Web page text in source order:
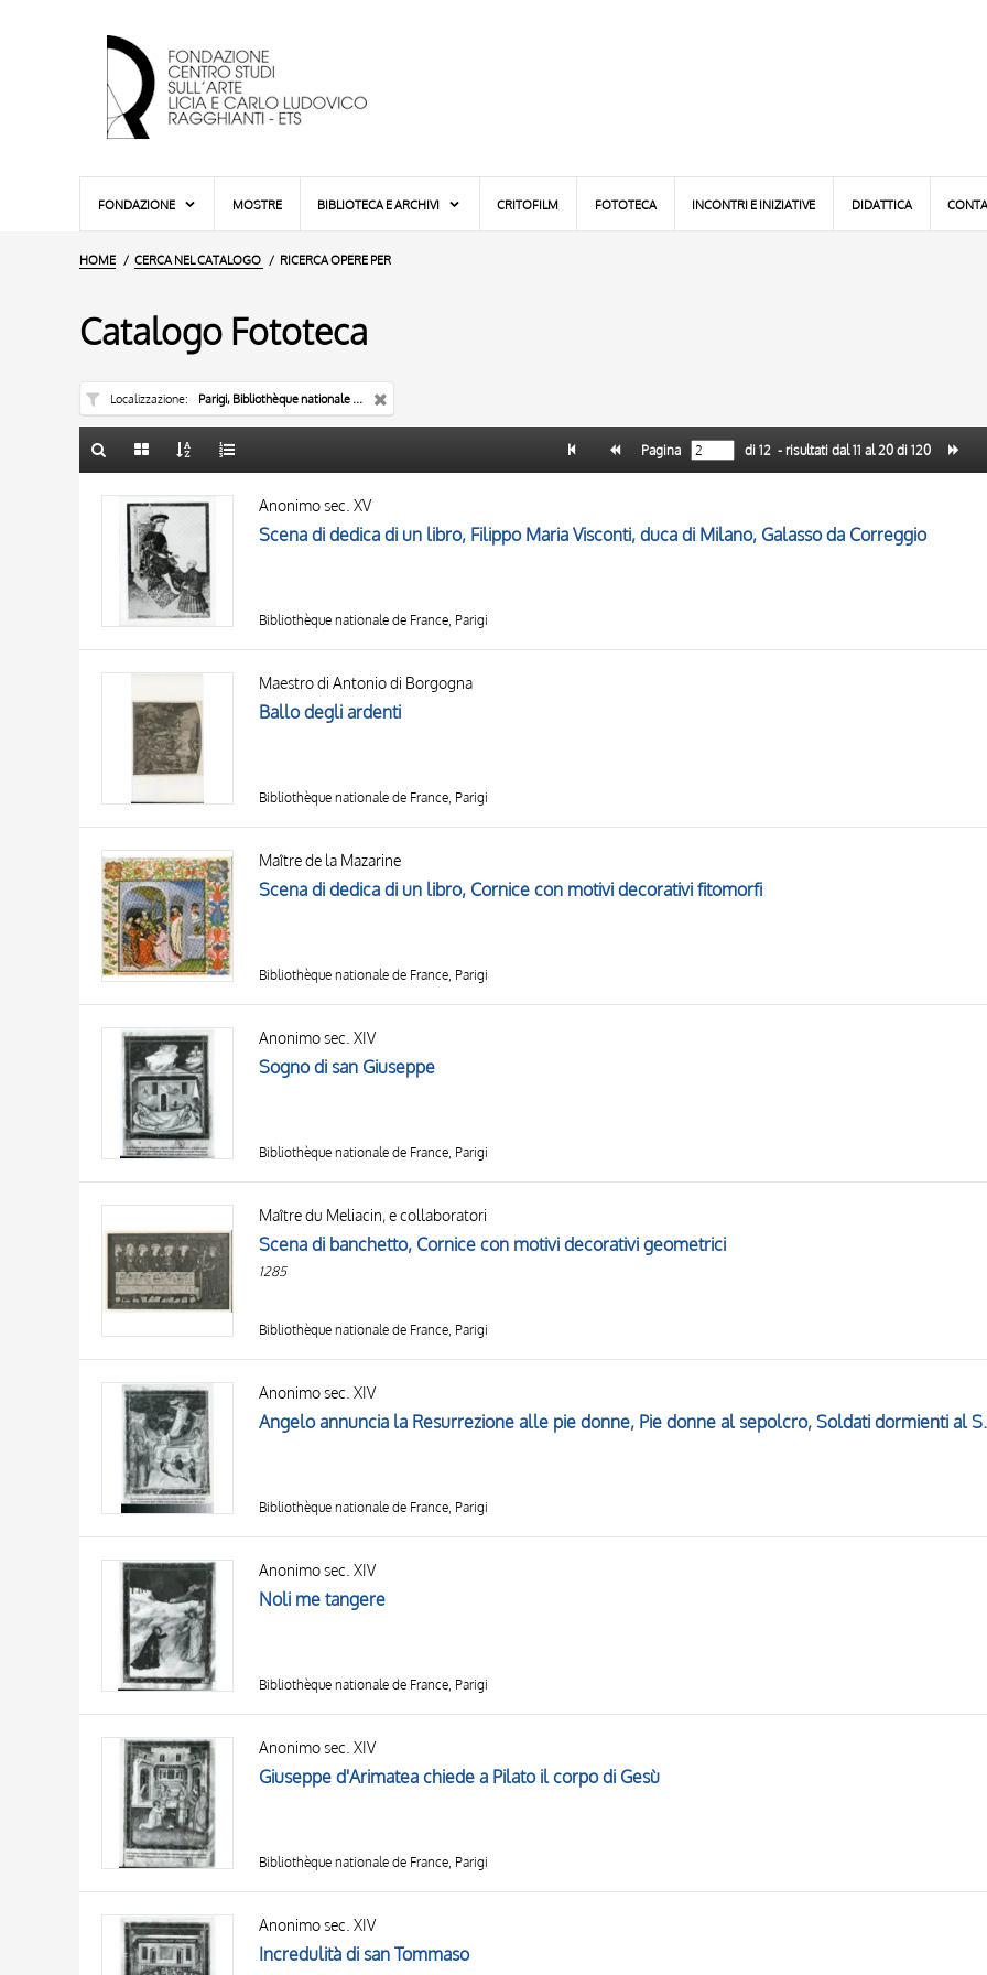
FONDAZIONE MOSTRE BIBLIOTECA E ARCHIVI CRITOFILM FOTOTECA INCONTRI E INIZIATIVE DIDATTICA
HOME CERCA NEL CATALOGO RICERCA OPERE PER
Catalogo Fototeca
Localizzazione Parigi, Bibliothèque nationale de France
AUTORE
LOCALIZZAZIONE
DATA
10 RISULTATI
20 RISULTATI
Pagina di 12 - risultati dal11 al20di 120
Anonimo sec. XV
Scena di dedica di un libro, Filippo Maria Visconti, duca di Milano, Galasso da Correggio
Bibliothèque nationale de France, Parigi
Maestro di Antonio di Borgogna
Ballo degli ardenti
Bibliothèque nationale de France, Parigi
Maître de la Mazarine
Scena di dedica di un libro, Cornice con motivi decorativi fitomorfi
Bibliothèque nationale de France, Parigi
Anonimo sec. XIV
Sogno di san Giuseppe
Bibliothèque nationale de France, Parigi
Maître du Meliacin, e collaboratori
Scena di banchetto, Cornice con motivi decorativi geometrici
1285
Bibliothèque nationale de France, Parigi
Anonimo sec. XIV
Angelo annuncia la
Bibliothèque nationale de France, Parigi
Anonimo sec. XIV
Noli me tangere
Bibliothèque nationale de France, Parigi
Anonimo sec. XIV
Giuseppe d'Arimatea chiede a Pilato il corpo di Gesù
Bibliothèque nationale de France, Parigi
Anonimo sec. XIV
Incredulità di san Tommaso